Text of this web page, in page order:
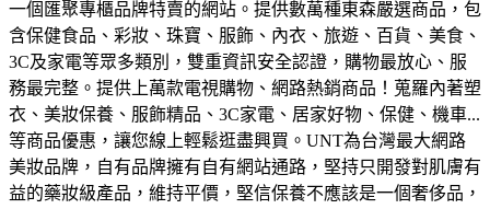
一個匯聚專櫃品牌特賣的網站。 提供數萬種東森嚴選商品，包
含保健食品、彩妝、珠寶、服飾、內衣、旅遊、百貨、美食、
3C及家電等眾多類別，雙重資訊安全認證，購物最放心、服
務最完整。 提供上萬款電視購物、網路熱銷商品！蒐羅內著塑
衣、美妝保養、服飾精品、3C家電、居家好物、保健、機車...
等商品優惠，讓您線上輕鬆逛盡興買。 UNT為台灣最大網路
美妝品牌，自有品牌擁有自有網站通路，堅持只開發對肌膚有
益的藥妝級產品，維持平價，堅信保養不應該是一個奢侈品，